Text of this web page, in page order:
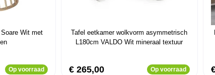
Wit met
Op voorraad
Tafel eetkamer wolkvorm asymmetrisch
L180cm VALDO Wit mineraal textuur
€ 265,00 Op voorraad